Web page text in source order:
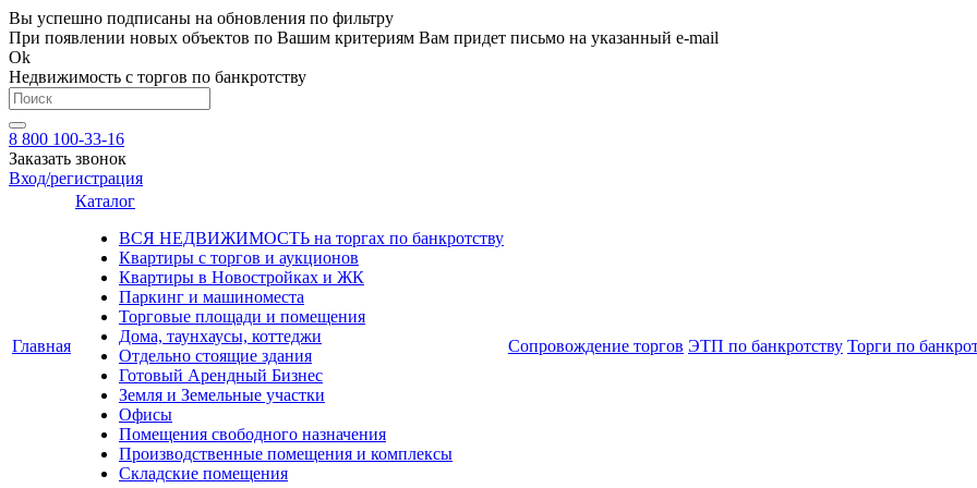
Вы успешно подписаны на обновления по фильтру
При появлении новых объектов по Вашим критериям Вам придет письмо на указанный e-mail
Ok
Недвижимость с торгов по банкротству
8 800 100-33-16
Заказать звонок
Вход/регистрация
Главная
Каталог
ВСЯ НЕДВИЖИМОСТЬ на торгах по банкротству
Квартиры с торгов и аукционов
Квартиры в Новостройках и ЖК
Паркинг и машиноместа
Торговые площади и помещения
Дома, таунхаусы, коттеджи
Отдельно стоящие здания
Готовый Арендный Бизнес
Земля и Земельные участки
Офисы
Помещения свободного назначения
Производственные помещения и комплексы
Складские помещения
Сопровождение торгов ЭТП по банкротству Торги по